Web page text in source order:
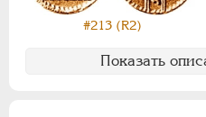
#213 (R2)
Показать